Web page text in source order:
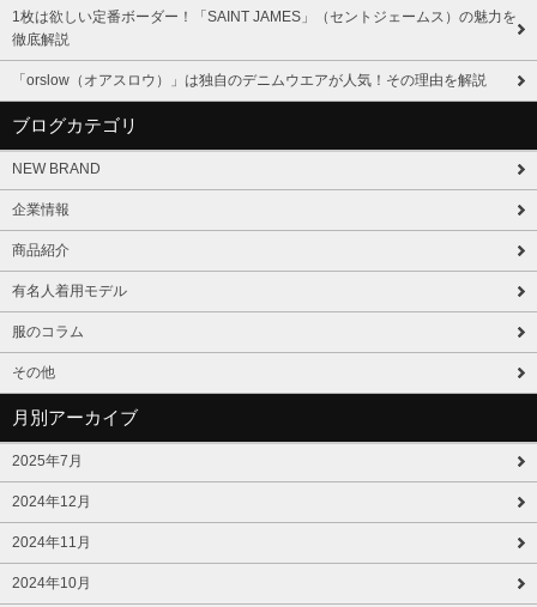
1枚は欲しい定番ボーダー！「SAINT JAMES」（セントジェームス）の魅力を
徹底解説
「orslow（オアスロウ）」は独自のデニムウエアが人気！その理由を解説
ブログカテゴリ
NEW BRAND
企業情報
商品紹介
有名人着用モデル
服のコラム
その他
月別アーカイブ
2025年7月
2024年12月
2024年11月
2024年10月